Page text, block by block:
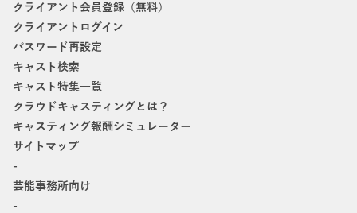
クライアント会員登録（無料）
クライアントログイン
パスワード再設定
キャスト検索
キャスト特集一覧
クラウドキャスティングとは？
キャスティング報酬シミュレーター
サイトマップ
-
芸能事務所向け
-